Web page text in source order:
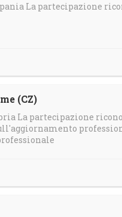
La partecipazione
(CZ)
La partecipazione